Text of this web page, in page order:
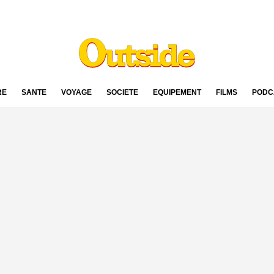
SANTÉ VOYAGE SOCIÉTÉ ÉQUIPEMENT FILMS